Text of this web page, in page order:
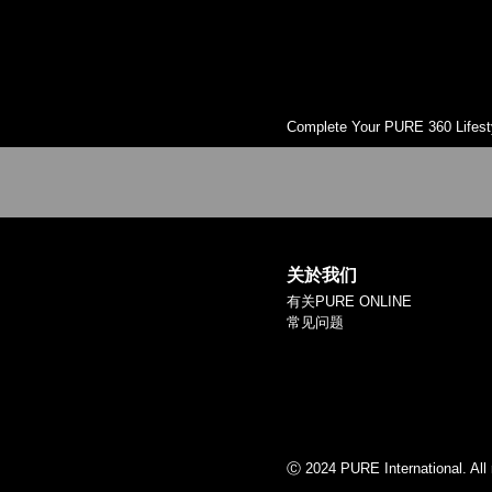
Complete Your PURE 360
关於我们
有关PURE ONLINE
常见问题
Ⓒ 2024 PURE International. All